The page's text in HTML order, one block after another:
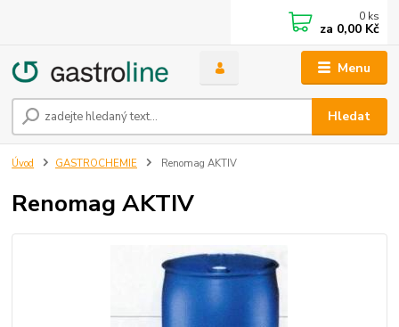
Menu
Hledat
0 ks
za 0,00 Kč
Úvod GASTROCHEMIE Renomag AKTIV
Renomag AKTIV